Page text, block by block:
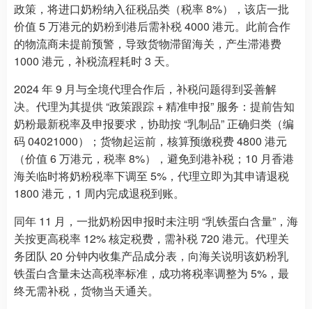
政策，将进口奶粉纳入征税品类（税率 8%），该店一批
价值 5 万港元的奶粉到港后需补税 4000 港元。此前合作
的物流商未提前预警，导致货物滞留海关，产生滞港费
1000 港元，补税流程耗时 3 天。
2024 年 9 月与全境代理合作后，补税问题得到妥善解
决。代理为其提供 “政策跟踪 + 精准申报” 服务：提前告知
奶粉最新税率及申报要求，协助按 “乳制品” 正确归类（编
码 04021000）；货物起运前，核算预缴税费 4800 港元
（价值 6 万港元，税率 8%），避免到港补税；10 月香港
海关临时将奶粉税率下调至 5%，代理立即为其申请退税
1800 港元，1 周内完成退税到账。
同年 11 月，一批奶粉因申报时未注明 “乳铁蛋白含量”，海
关按更高税率 12% 核定税费，需补税 720 港元。代理关
务团队 20 分钟内收集产品成分表，向海关说明该奶粉乳
铁蛋白含量未达高税率标准，成功将税率调整为 5%，最
终无需补税，货物当天通关。